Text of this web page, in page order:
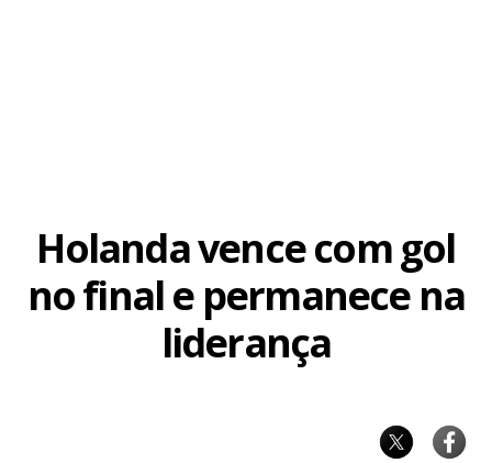
Holanda vence com gol
no final e permanece na
liderança